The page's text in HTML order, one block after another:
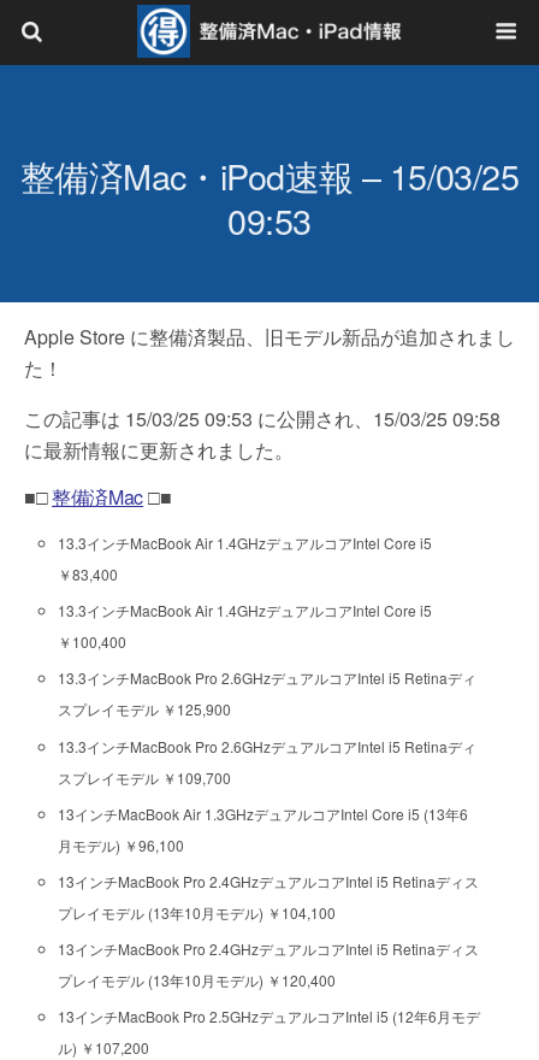
整備済Mac・iPod速報 – 15/03/25
09:53
Apple Store に整備済製品、旧モデル新品が追加されまし
た！
この記事は 15/03/25 09:53 に公開され、15/03/25 09:58
に最新情報に更新されました。
■□整備済Mac□■
13.3インチMacBook Air 1.4GHzデュアルコアIntel Core i5
￥83,400
13.3インチMacBook Air 1.4GHzデュアルコアIntel Core i5
￥100,400
13.3インチMacBook Pro 2.6GHzデュアルコアIntel i5 Retinaディ
スプレイモデル ￥125,900
13.3インチMacBook Pro 2.6GHzデュアルコアIntel i5 Retinaディ
スプレイモデル ￥109,700
13インチMacBook Air 1.3GHzデュアルコアIntel Core i5 (13年6
月モデル) ￥96,100
13インチMacBook Pro 2.4GHzデュアルコアIntel i5 Retinaディス
プレイモデル (13年10月モデル) ￥104,100
13インチMacBook Pro 2.4GHzデュアルコアIntel i5 Retinaディス
プレイモデル (13年10月モデル) ￥120,400
13インチMacBook Pro 2.5GHzデュアルコアIntel i5 (12年6月モデ
ル) ￥107,200